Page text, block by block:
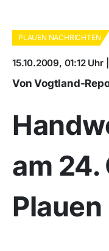
PLAUEN NACHRICHTEN
15.10.2009, 01:12 Uhr
Von Vogtland-
am 24.
Plauen